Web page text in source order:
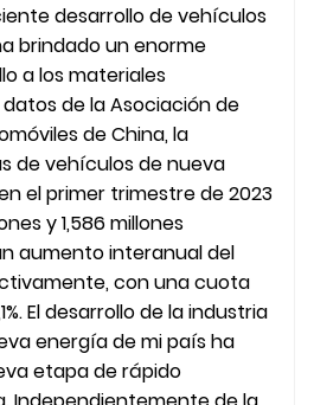
desarrollo de vehículos
brindado un enorme
a los materiales
de la Asociación de
de China, la
de vehículos de nueva
el primer trimestre de 2023
y 1,586 millones
aumento interanual del
con una cuota
El desarrollo de la industria
energía de mi país ha
etapa de rápido